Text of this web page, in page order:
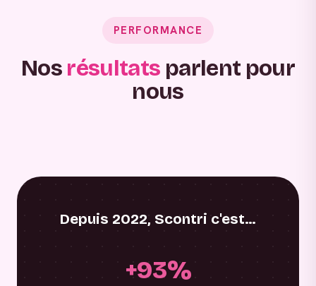
PERFORMANCE
Nos résultats parlent pour
nous
Depuis 2022, Scontri c'est…
+93%